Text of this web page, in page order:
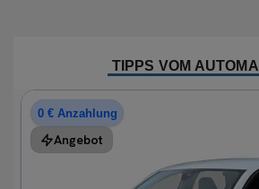
TIPPS VOM
0 € Anzahlung
Angebot